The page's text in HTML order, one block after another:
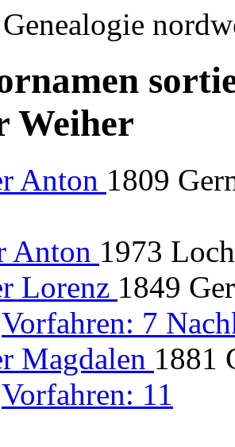
Weiher
Anton 1809
Anton 1973
Lorenz 1849
Vorfahren: 7
Magdalen 1881
Vorfahren: 11